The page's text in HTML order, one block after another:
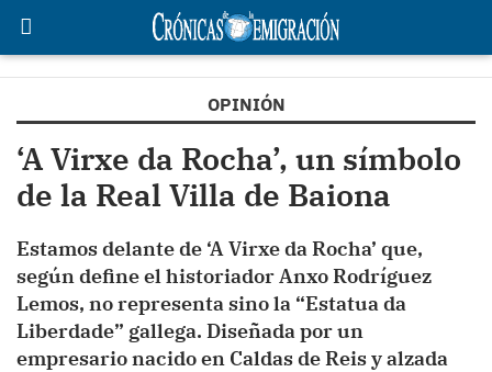
OPINIÓN
‘A Virxe da Rocha’, un símbolo
de la Real Villa de Baiona
Estamos delante de ‘A Virxe da Rocha’ que,
según define el historiador Anxo Rodríguez
Lemos, no representa sino la “Estatua da
Liberdade” gallega. Diseñada por un
empresario nacido en Caldas de Reis y alzada